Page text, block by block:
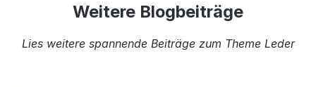
Weitere Blogbeiträge
Lies weitere spannende Beiträge zum Theme Leder